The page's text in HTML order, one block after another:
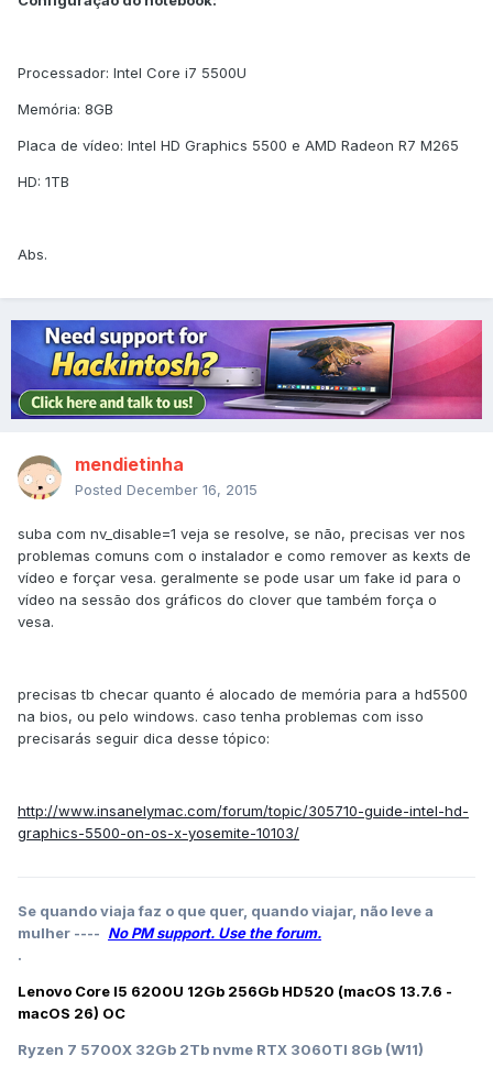
Processador: Intel Core i7 5500U
Memória: 8GB
Placa de vídeo: Intel HD Graphics 5500 e AMD Radeon R7 M265
HD: 1TB
Abs.
mendietinha
Posted December 16, 2015
suba com nv_disable=1 veja se resolve, se não, precisas ver nos
problemas comuns com o instalador e como remover as kexts de
vídeo e forçar vesa. geralmente se pode usar um fake id para o
vídeo na sessão dos gráficos do clover que também força o
vesa.
precisas tb checar quanto é alocado de memória para a hd5500
na bios, ou pelo windows. caso tenha problemas com isso
precisarás seguir dica desse tópico:
http://www.insanelymac.com/forum/topic/305710-guide-intel-hd-
graphics-5500-on-os-x-yosemite-10103/
Se quando viaja faz o que quer, quando viajar, não leve a
mulher ---- No PM support. Use the forum.
.
Lenovo Core I5 6200U 12Gb 256Gb HD520 (macOS 13.7.6 -
macOS 26) OC
Ryzen 7 5700X 32Gb 2Tb nvme RTX 3060TI 8Gb (W11)